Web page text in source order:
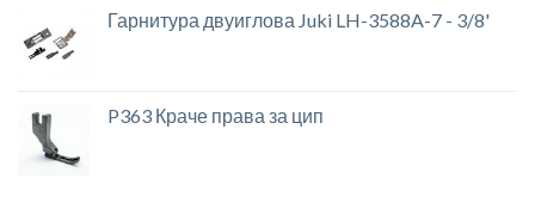
Гарнитура двуиглова Juki LH-3588A-7 - 3/8'
P363 Краче права за цип